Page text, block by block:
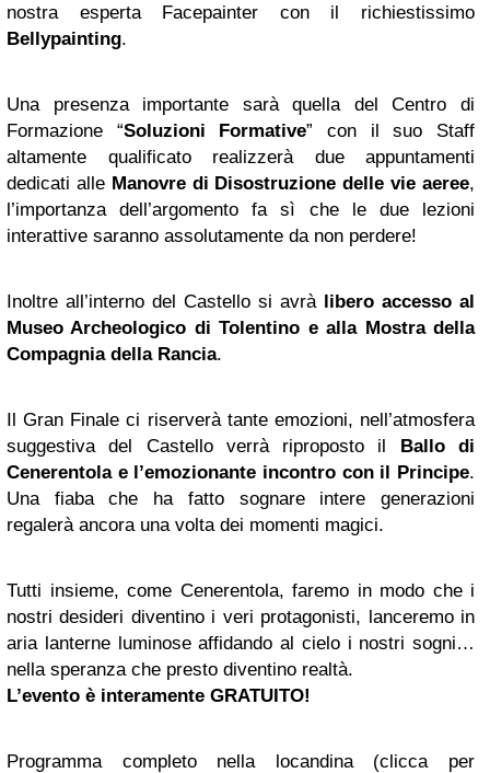
nostra esperta Facepainter con il richiestissimo
Bellypainting.
Una presenza importante sarà quella del Centro di
Formazione “Soluzioni Formative” con il suo Staff
altamente qualificato realizzerà due appuntamenti
dedicati alle Manovre di Disostruzione delle vie aeree,
l’importanza dell’argomento fa sì che le due lezioni
interattive saranno assolutamente da non perdere!
Inoltre all’interno del Castello si avrà libero accesso al
Museo Archeologico di Tolentino e alla Mostra della
Compagnia della Rancia.
Il Gran Finale ci riserverà tante emozioni, nell’atmosfera
suggestiva del Castello verrà riproposto il Ballo di
Cenerentola e l’emozionante incontro con il Principe.
Una fiaba che ha fatto sognare intere generazioni
regalerà ancora una volta dei momenti magici.
Tutti insieme, come Cenerentola, faremo in modo che i
nostri desideri diventino i veri protagonisti, lanceremo in
aria lanterne luminose affidando al cielo i nostri sogni…
nella speranza che presto diventino realtà.
L’evento è interamente GRATUITO!
Programma completo nella locandina (clicca per